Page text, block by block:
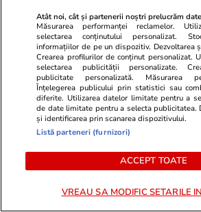
Proiectul imobiliar pregătit lângă
vânzare. Dezvoltatorul este
asociat în piață cu un alt proiect
Atât noi, cât și partenerii noștri prelucrăm
Măsurarea performanței reclamelor.
selectarea conținutului personalizat.
informațiilor de pe un dispozitiv. Dezvoltarea
Crearea profilurilor de conținut personalizat.
selectarea publicității personalizate.
publicitate personalizată. Măsurarea
Înțelegerea publicului prin statistici sau
diferite. Utilizarea datelor limitate pentru a
de date limitate pentru a selecta publicitatea.
și identificarea prin scanarea dispozitivului.
Listă parteneri (furnizori)
ACCEPT TOATE
VREAU SA MODIFIC SETARILE